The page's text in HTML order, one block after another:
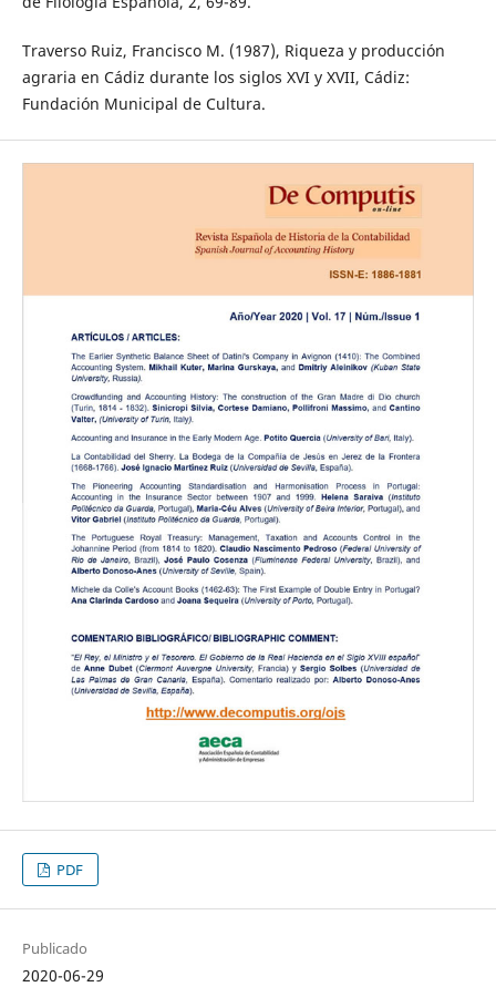
Traverso Ruiz, Francisco M. (1987), Riqueza y producción
agraria en Cádiz durante los siglos XVI y XVII, Cádiz:
Fundación Municipal de Cultura.
PDF
Publicado
2020-06-29